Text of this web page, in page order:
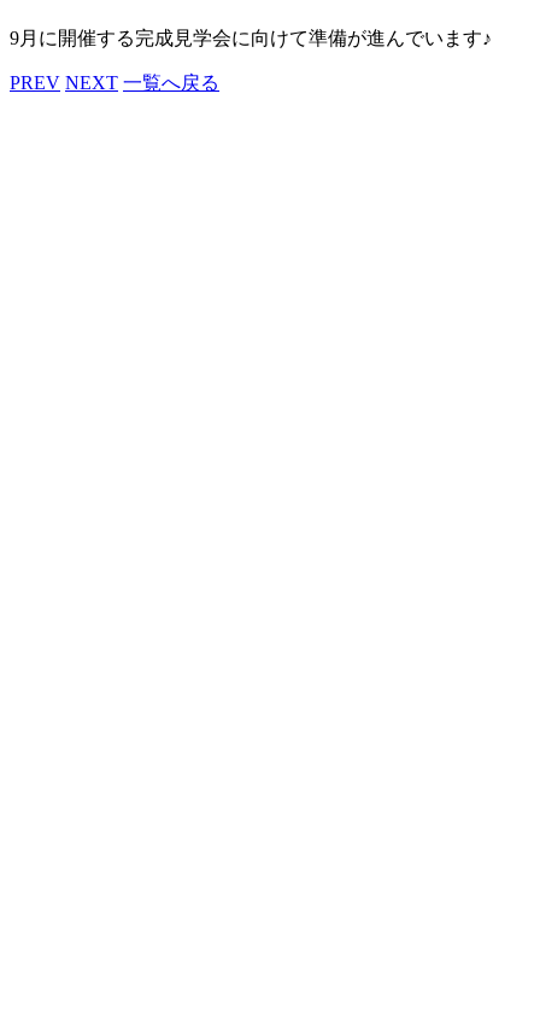
9月に開催する完成見学会に向けて準備が進んでいます♪
PREV NEXT 一覧へ戻る